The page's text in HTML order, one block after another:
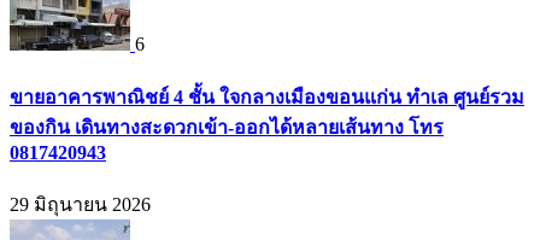
6
ขายอาคารพาณิชย์ 4 ชั้น ใจกลางเมืองขอนแก่น ทำเล ศูนย์รวม
ของกิน เดินทางสะดวกเข้า-ออกได้หลายเส้นทาง โทร
0817420943
29 มิถุนายน 2026